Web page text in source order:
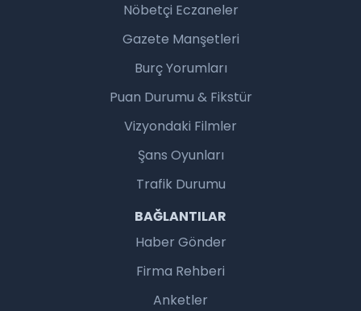
Nöbetçi Eczaneler
Gazete Manşetleri
Burç Yorumları
Puan Durumu & Fikstür
Vizyondaki Filmler
Şans Oyunları
Trafik Durumu
BAĞLANTILAR
Haber Gönder
Firma Rehberi
Anketler